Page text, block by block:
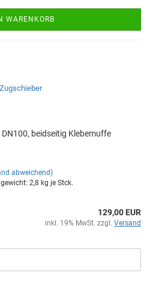
WARENKORB
beid­sei­tig Kle­be­muf­fe
abweichend)
2,8 kg je Stck.
129,00 EUR
inkl. 19% MwSt. zzgl. Versand